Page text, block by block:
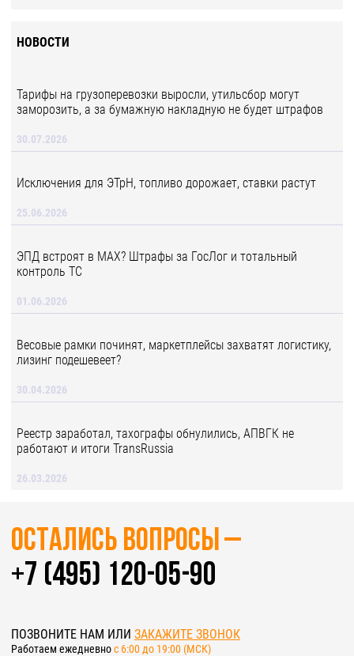
НОВОСТИ
Тарифы на грузоперевозки выросли, утильсбор могут
заморозить, а за бумажную накладную не будет штрафов
30.07.2026
Исключения для ЭТрН, топливо дорожает, ставки растут
25.06.2026
ЭПД встроят в MAX? Штрафы за ГосЛог и тотальный
контроль ТС
01.06.2026
Весовые рамки починят, маркетплейсы захватят логистику,
лизинг подешевеет?
30.04.2026
Реестр заработал, тахографы обнулились, АПВГК не
работают и итоги TransRussia
26.03.2026
Остались вопросы –
+7 (495) 120-05-90
ПОЗВОНИТЕ НАМ ИЛИ ЗАКАЖИТЕ ЗВОНОК
Работаем ежедневноc 6:00 до 19:00 (МСК)